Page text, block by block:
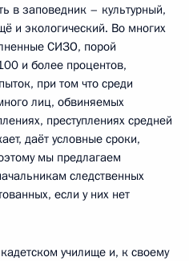
в заповедник – культурный,
и экологический. Во многих
СИЗО, порой
и более процентов,
при том что среди
лиц, обвиняемых
преступлениях средней
даёт условные сроки,
мы предлагаем
следственных
если у них нет
училище и, к своему